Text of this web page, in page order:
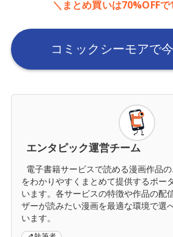
＼まとめ買いは70%OFF
コミックシーモアで
エンタピック運営チーム
電子書籍サービスで読める漫画作品
をわかりやすくまとめて提供するポー
います。各サービスの特徴や作品の配
ザーが読みたい漫画を最適な環境で選
います。